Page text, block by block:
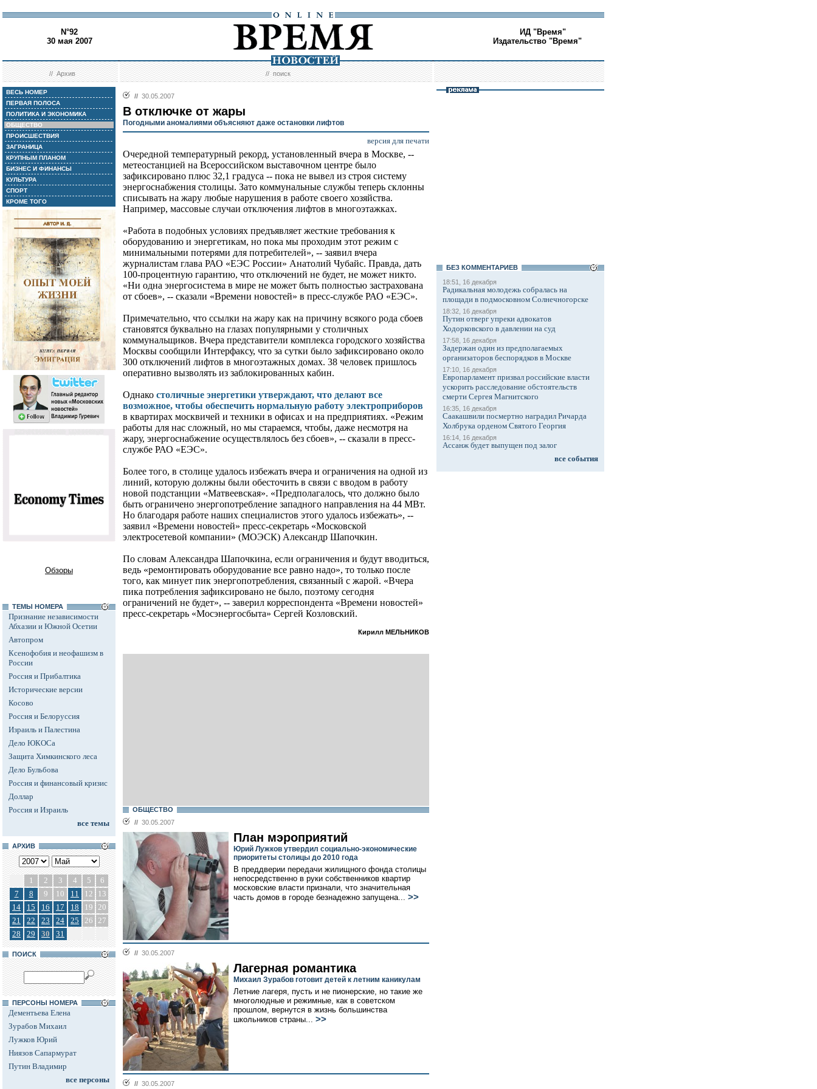
N°92
30 мая 2007
ИД "Время"
Издательство "Время"
//Архив //поиск
ВЕСЬ НОМЕР
ПЕРВАЯ ПОЛОСА
ПОЛИТИКА И ЭКОНОМИКА
ОБЩЕСТВО
ПРОИСШЕСТВИЯ
ЗАГРАНИЦА
КРУПНЫМ ПЛАНОМ
БИЗНЕС И ФИНАНСЫ
КУЛЬТУРА
СПОРТ
КРОМЕ ТОГО
Обзоры
ТЕМЫ НОМЕРА
Признание независимости
Абхазии и Южной Осетии
Автопром
Ксенофобия и неофашизм в
России
Россия и Прибалтика
Исторические версии
Косово
Россия и Белоруссия
Израиль и Палестина
Дело ЮКОСа
Защита Химкинского леса
Дело Бульбова
Россия и финансовый кризис
Доллар
Россия и Израиль
все темы
АРХИВ
1 2 3 4 5
6
7
8 9 10 11 12
13
14
15 16 17 18 19 20
21
22 23 24 25 26 27
28
29 30 31
ПОИСК
ПЕРСОНЫ НОМЕРА
Дементьева Елена
Зурабов Михаил
Лужков Юрий
Ниязов Сапармурат
Путин Владимир
все персоны
// 30.05.2007
В отключке от жары
Погодными аномалиями объясняют даже остановки лифтов
версия для печати
Очередной температурный рекорд, установленный вчера в Москве, --
метеостанцией на Всероссийском выставочном центре было
зафиксировано плюс 32,1 градуса -- пока не вывел из строя систему
энергоснабжения столицы. Зато коммунальные службы теперь склонны
списывать на жару любые нарушения в работе своего хозяйства.
Например, массовые случаи отключения лифтов в многоэтажках.
«Работа в подобных условиях предъявляет жесткие требования к
оборудованию и энергетикам, но пока мы проходим этот режим с
минимальными потерями для потребителей», -- заявил вчера
журналистам глава РАО «ЕЭС России» Анатолий Чубайс. Правда, дать
100-процентную гарантию, что отключений не будет, не может никто.
«Ни одна энергосистема в мире не может быть полностью застрахована
от сбоев», -- сказали «Времени новостей» в пресс-службе РАО «ЕЭС».
Примечательно, что ссылки на жару как на причину всякого рода сбоев
становятся буквально на глазах популярными у столичных
коммунальщиков. Вчера представители комплекса городского хозяйства
Москвы сообщили Интерфаксу, что за сутки было зафиксировано около
300 отключений лифтов в многоэтажных домах. 38 человек пришлось
оперативно вызволять из заблокированных кабин.
Однако столичные энергетики утверждают, что делают все
возможное, чтобы обеспечить нормальную работу электроприборов
в квартирах москвичей и техники в офисах и на предприятиях. «Режим
работы для нас сложный, но мы стараемся, чтобы, даже несмотря на
жару, энергоснабжение осуществлялось без сбоев», -- сказали в пресс-
службе РАО «ЕЭС».
Более того, в столице удалось избежать вчера и ограничения на одной из
линий, которую должны были обесточить в связи с вводом в работу
новой подстанции «Матвеевская». «Предполагалось, что должно было
быть ограничено энергопотребление западного направления на 44 МВт.
Но благодаря работе наших специалистов этого удалось избежать», --
заявил «Времени новостей» пресс-секретарь «Московской
электросетевой компании» (МОЭСК) Александр Шапочкин.
По словам Александра Шапочкина, если ограничения и будут вводиться,
ведь «ремонтировать оборудование все равно надо», то только после
того, как минует пик энергопотребления, связанный с жарой. «Вчера
пика потребления зафиксировано не было, поэтому сегодня
ограничений не будет», -- заверил корреспондента «Времени новостей»
пресс-секретарь «Мосэнергосбыта» Сергей Козловский.
Кирилл МЕЛЬНИКОВ
ОБЩЕСТВО
// 30.05.2007
План мэроприятий
Юрий Лужков утвердил социально-экономические
приоритеты столицы до 2010 года
В преддверии передачи жилищного фонда столицы
непосредственно в руки собственников квартир
московские власти признали, что значительная
часть домов в городе безнадежно запущена... >>
// 30.05.2007
Лагерная романтика
Михаил Зурабов готовит детей к летним каникулам
Летние лагеря, пусть и не пионерские, но такие же
многолюдные и режимные, как в советском
прошлом, вернутся в жизнь большинства
школьников страны... >>
// 30.05.2007
БЕЗ КОМMЕНТАРИЕВ
18:51, 16 декабря
Радикальная молодежь собралась на
площади в подмосковном Солнечногорске
18:32, 16 декабря
Путин отверг упреки адвокатов
Ходорковского в давлении на суд
17:58, 16 декабря
Задержан один из предполагаемых
организаторов беспорядков в Москве
17:10, 16 декабря
Европарламент призвал российские власти
ускорить расследование обстоятельств
смерти Сергея Магнитского
16:35, 16 декабря
Саакашвили посмертно наградил Ричарда
Холбрука орденом Святого Георгия
16:14, 16 декабря
Ассанж будет выпущен под залог
все события